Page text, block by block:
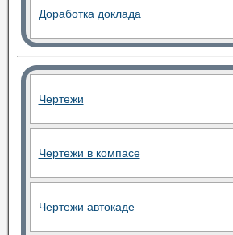
Доработка доклада
Чертежи
Чертежи в компасе
Чертежи автокаде